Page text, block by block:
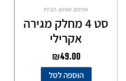
אחסון וארגון הבית
סט 4 מחלק מגירה
אקרילי
₪49.00
הוספה לסל